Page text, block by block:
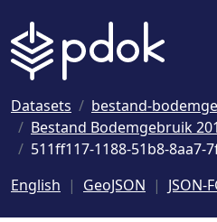
Datasets bestand-
Bestand Bodemgebruik
511ff117-1188-51b8-8aa7-
English
GeoJSON JSON-